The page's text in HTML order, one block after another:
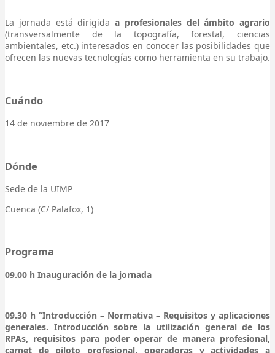
La jornada está dirigida a profesionales del ámbito agrario
(transversalmente de la topografía, forestal, ciencias
ambientales, etc.) interesados en conocer las posibilidades que
ofrecen las nuevas tecnologías como herramienta en su trabajo.
Cuándo
14 de noviembre de 2017
Dónde
Sede de la UIMP
Cuenca (C/ Palafox, 1)
Programa
09.00 h Inauguración de la jornada
09.30 h “Introducción – Normativa – Requisitos y aplicaciones
generales. Introducción sobre la utilización general de los
RPAs, requisitos para poder operar de manera profesional,
carnet de piloto profesional, operadoras y actividades a